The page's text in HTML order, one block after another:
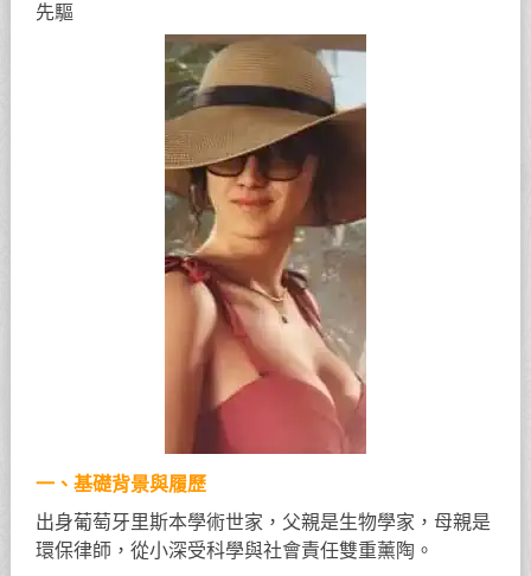
先驅
一、基礎背景與履歷
出身葡萄牙里斯本學術世家，父親是生物學家，母親是
環保律師，從小深受科學與社會責任雙重薰陶。